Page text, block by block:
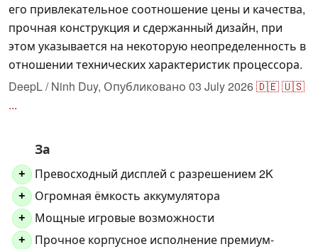
его привлекательное соотношение цены и качества,
прочная конструкция и сдержанный дизайн, при
этом указывается на некоторую неопределенность в
отношении технических характеристик процессора.
DeepL / Ninh Duy, Опубликовано 03 July 2026🇩🇪🇺🇸
...
За
+ Превосходный дисплей с разрешением 2K
+ Огромная ёмкость аккумулятора
+ Мощные игровые возможности
+
Прочное корпусное исполнение премиум-